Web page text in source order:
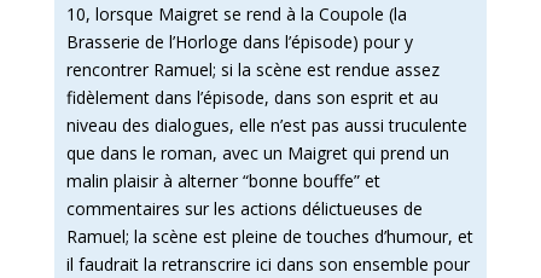
10, lorsque Maigret se rend à la Coupole (la
Brasserie de l’Horloge dans l’épisode) pour y
rencontrer Ramuel; si la scène est rendue assez
fidèlement dans l’épisode, dans son esprit et au
niveau des dialogues, elle n’est pas aussi truculente
que dans le roman, avec un Maigret qui prend un
malin plaisir à alterner “bonne bouffe” et
commentaires sur les actions délictueuses de
Ramuel; la scène est pleine de touches d’humour, et
il faudrait la retranscrire ici dans son ensemble pour